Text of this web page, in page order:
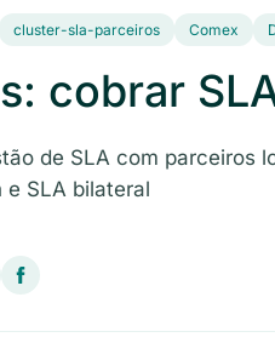
cluster-sla-parceiros Comex
cobrar
de SLA com parceiros
e SLA bilateral